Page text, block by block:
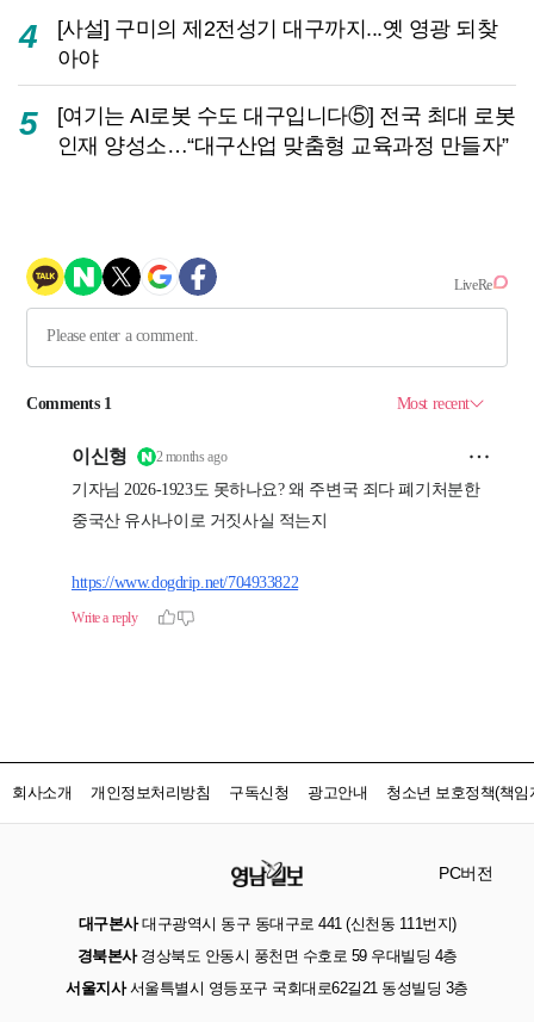
4
[사설] 구미의 제2전성기 대구까지...옛 영광 되찾
아야
5
[여기는 AI로봇 수도 대구입니다⑤] 전국 최대 로봇
인재 양성소…“대구산업 맞춤형 교육과정 만들자”
회사소개 개인정보처리방침 구독신청 광고안내 청소년 보호정책(책임
PC버전
대구본사대구광역시 동구 동대구로 441 (신천동 111번지)
경북본사경상북도 안동시 풍천면 수호로 59 우대빌딩 4층
서울지사서울특별시 영등포구 국회대로62길21 동성빌딩 3층